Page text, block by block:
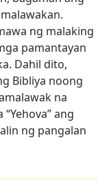
ng malaking
pamantayan
Dahil dito,
Bibliya noong
na
ang
ng pangalan